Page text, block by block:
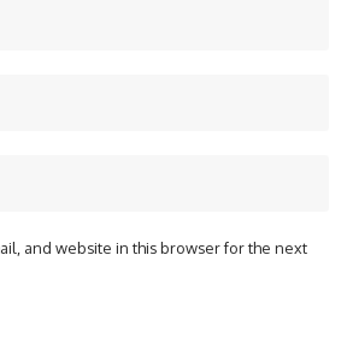
and website in this browser for the next